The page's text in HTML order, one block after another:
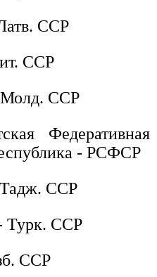
ССР
ССР
ССР
Федеративная
- РСФСР
ССР
Турк. ССР
ССР